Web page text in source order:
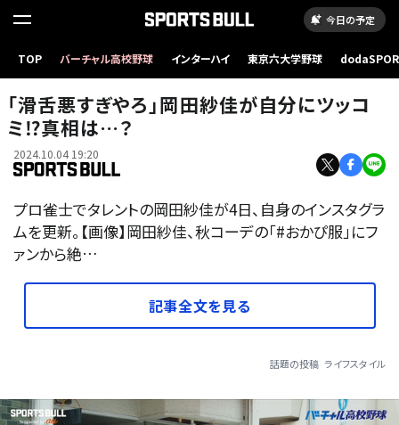
今日の予定
TOP バーチャル高校野球 インターハイ 東京六大学野球
「滑舌悪すぎやろ」岡田紗佳が自分にツッコ
ミ⁉真相は…？
2024.10.04 19:20
プロ雀士でタレントの岡田紗佳が4日、自身のインスタグラ
ムを更新。【画像】岡田紗佳、秋コーデの「#おかぴ服」にフ
ァンから絶…
記事全文を見る
話題の投稿 ライフスタイル